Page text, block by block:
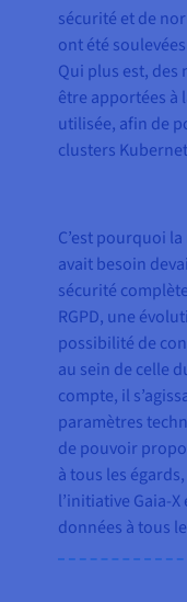
sécurité et de
ont été
Qui plus est,
être apportées à
utilisée, afin de
clusters
C’est pourquoi
avait besoin
sécurité
RGPD, une
possibilité de
au sein de celle
compte, il
paramètres
de pouvoir
à tous les
l’initiative Gaia-
données à tous